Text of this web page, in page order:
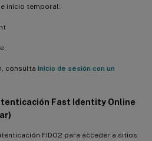
inicio temporal:
consulta Inicio de sesión con un
Fast Identity Online
FIDO2 para acceder a sitios